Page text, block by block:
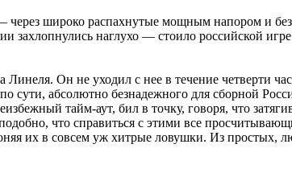
через широко распахнутые мощным напором и
захлопнулись наглухо — стоило российской
Он не уходил с нее в течение четверти
сути, абсолютно безнадежного для сборной
тайм-аут, бил в точку, говоря, что
что справиться с этими все
их в совсем уж хитрые ловушки. Из простых,